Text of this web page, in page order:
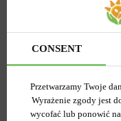
CONSENT
Przetwarzamy Twoje
Wyrażenie zgody jest
wycofać lub ponowić